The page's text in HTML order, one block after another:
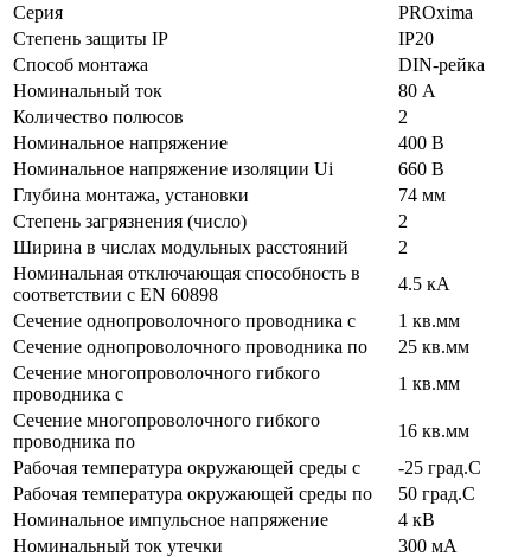
Серия
PROxima
Степень защиты IP
IP20
Способ монтажа
DIN-рейка
Номинальный ток
80 А
Количество полюсов
2
Номинальное напряжение
400 В
Номинальное напряжение изоляции Ui
660 В
Глубина монтажа, установки
74 мм
Степень загрязнения (число)
2
Ширина в числах модульных расстояний
2
Номинальная отключающая способность в
соответствии с EN 60898
4.5 кА
Сечение однопроволочного проводника с
1 кв.мм
Сечение однопроволочного проводника по
25 кв.мм
Сечение многопроволочного гибкого
проводника с
1 кв.мм
Сечение многопроволочного гибкого
проводника по
16 кв.мм
Рабочая температура окружающей среды с
-25 град.C
Рабочая температура окружающей среды по
50 град.C
Номинальное импульсное напряжение
4 кВ
Номинальный ток утечки
300 мА